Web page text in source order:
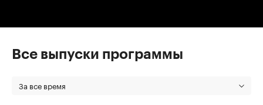
Все выпуски программы
За все время